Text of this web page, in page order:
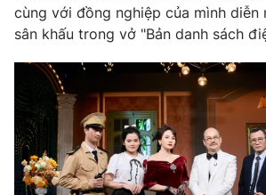
cùng với đồng nghiệp của mình
sân khấu trong vở "Bản danh sách